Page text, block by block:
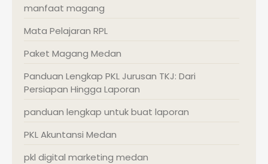
manfaat magang
Mata Pelajaran RPL
Paket Magang Medan
Panduan Lengkap PKL Jurusan TKJ: Dari
Persiapan Hingga Laporan
panduan lengkap untuk buat laporan
PKL Akuntansi Medan
pkl digital marketing medan